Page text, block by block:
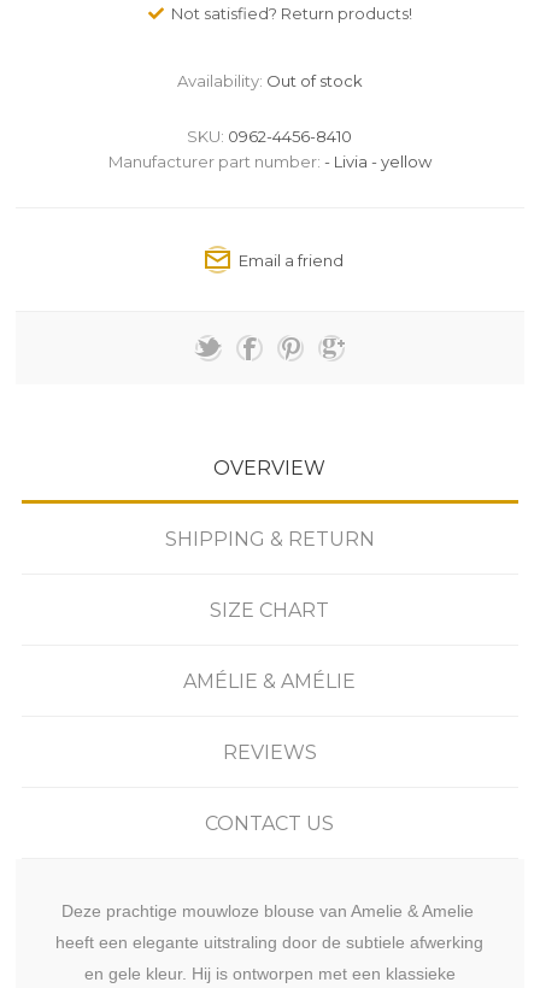
Not satisfied? Return products!
Availability: Out of stock
SKU: 0962-4456-8410
Manufacturer part number: - Livia - yellow
OVERVIEW
SHIPPING & RETURN
SIZE CHART
AMÉLIE & AMÉLIE
REVIEWS
CONTACT US
Deze prachtige mouwloze blouse van Amelie & Amelie
heeft een elegante uitstraling door de subtiele afwerking
en gele kleur. Hij is ontworpen met een klassieke